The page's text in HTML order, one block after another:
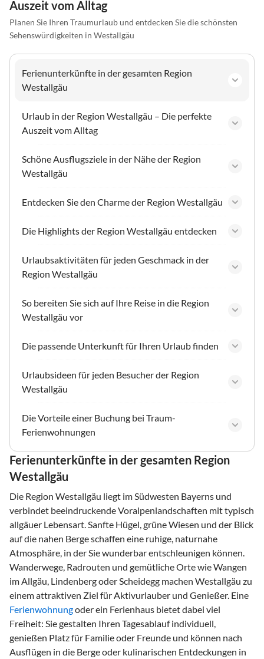
Auszeit vom Alltag
Planen Sie Ihren Traumurlaub und entdecken Sie die schönsten
Sehenswürdigkeiten in Westallgäu
Ferienunterkünfte in der gesamten Region
Westallgäu
Urlaub in der Region Westallgäu – Die perfekte
Auszeit vom Alltag
Schöne Ausflugsziele in der Nähe der Region
Westallgäu
Entdecken Sie den Charme der Region Westallgäu
Die Highlights der Region Westallgäu entdecken
Urlaubsaktivitäten für jeden Geschmack in der
Region Westallgäu
So bereiten Sie sich auf Ihre Reise in die Region
Westallgäu vor
Die passende Unterkunft für Ihren Urlaub finden
Urlaubsideen für jeden Besucher der Region
Westallgäu
Die Vorteile einer Buchung bei Traum-
Ferienwohnungen
Ferienunterkünfte in der gesamten Region
Westallgäu
Die Region Westallgäu liegt im Südwesten Bayerns und
verbindet beeindruckende Voralpenlandschaften mit typisch
allgäuer Lebensart. Sanfte Hügel, grüne Wiesen und der Blick
auf die nahen Berge schaffen eine ruhige, naturnahe
Atmosphäre, in der Sie wunderbar entschleunigen können.
Wanderwege, Radrouten und gemütliche Orte wie Wangen
im Allgäu, Lindenberg oder Scheidegg machen Westallgäu zu
einem attraktiven Ziel für Aktivurlauber und Genießer. Eine
Ferienwohnungoder ein Ferienhaus bietet dabei viel
Freiheit: Sie gestalten Ihren Tagesablauf individuell,
genießen Platz für Familie oder Freunde und können nach
Ausflügen in die Berge oder kulinarischen Entdeckungen in